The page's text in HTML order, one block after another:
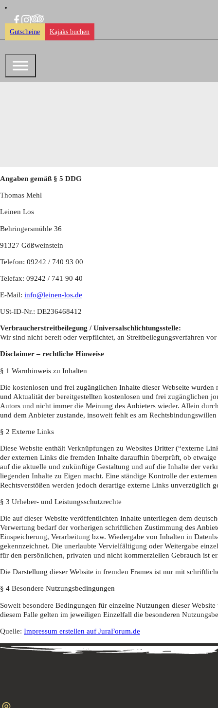
Gutscheine Kajaks buchen
Angaben gemäß § 5 DDG
Thomas Mehl
Leinen Los
Behringersmühle 36
91327 Gößweinstein
Telefon: 09242 / 740 93 00
Telefax: 09242 / 741 90 40
E-Mail: info@leinen-los.de
USt-ID-Nr.: DE236468412
Verbraucher­streit­beilegung / Universal­schlichtungs­stelle:
Wir sind nicht bereit oder verpflichtet, an Streitbeilegungsverfahren
Disclaimer – rechtliche Hinweise
§ 1 Warnhinweis zu Inhalten
Die kostenlosen und frei zugänglichen Inhalte dieser Webseite
und Aktualität der bereitgestellten kostenlosen und frei zugänglichen
Autors und nicht immer die Meinung des Anbieters wieder. Allein
und dem Anbieter zustande, insoweit fehlt es am Rechtsbindungswillen
§ 2 Externe Links
Diese Website enthält Verknüpfungen zu Websites Dritter (“externe
der externen Links die fremden Inhalte daraufhin überprüft, ob
auf die aktuelle und zukünftige Gestaltung und auf die Inhalte der
liegenden Inhalte zu Eigen macht. Eine ständige Kontrolle der
Rechtsverstößen werden jedoch derartige externe Links unverzüglich
§ 3 Urheber- und Leistungsschutzrechte
Die auf dieser Website veröffentlichten Inhalte unterliegen dem
Verwertung bedarf der vorherigen schriftlichen Zustimmung des
Einspeicherung, Verarbeitung bzw. Wiedergabe von Inhalten in
gekennzeichnet. Die unerlaubte Vervielfältigung oder Weitergabe
für den persönlichen, privaten und nicht kommerziellen Gebrauch ist
Die Darstellung dieser Website in fremden Frames ist nur mit
§ 4 Besondere Nutzungsbedingungen
Soweit besondere Bedingungen für einzelne Nutzungen dieser
diesem Falle gelten im jeweiligen Einzelfall die besonderen
Quelle: Impressum erstellen auf JuraForum.de